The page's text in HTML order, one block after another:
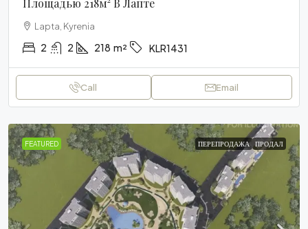
Площадью 218м² В Лапте
Lapta, Kyrenia
2 2 218 m² KLR1431
Call Email
FEATURED ПЕРЕПРОДАЖА ПРОДАЛ